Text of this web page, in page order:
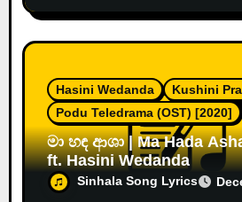
Hasini Wedanda
Kushini
Podu Teledrama (OST) [2020]
මා හඳ ආශා | Ma Hada Asha by Kushini
ft. Hasini Wedanda
Sinhala Song Lyrics